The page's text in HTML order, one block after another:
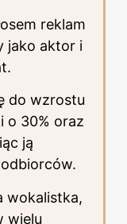
reklam
jako aktor i
do wzrostu
o 30% oraz
ją
wokalistka,
wielu